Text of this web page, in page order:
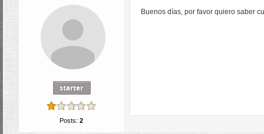
starter
Posts:2
Buenos días, por favor quiero saber